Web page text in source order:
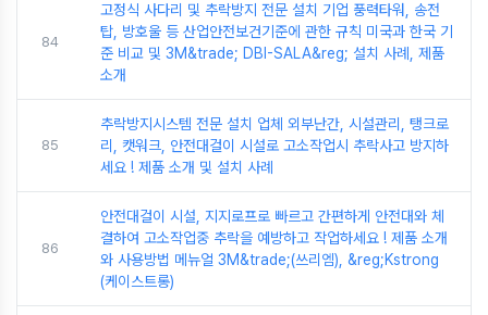
84
고정식 사다리 및 추락방지 전문 설치 기업 풍력타워, 송전
탑, 방호울 등 산업안전보건기준에 관한 규칙 미국과 한국 기
준 비교 및 3M&trade; DBI-SALA&reg; 설치 사례, 제품
소개
85
추락방지시스템 전문 설치 업체 외부난간, 시설관리, 탱크로
리, 캣워크, 안전대걸이 시설로 고소작업시 추락사고 방지하
세요 ! 제품 소개 및 설치 사례
86
안전대걸이 시설, 지지로프로 빠르고 간편하게 안전대와 체
결하여 고소작업중 추락을 예방하고 작업하세요 ! 제품 소개
와 사용방법 메뉴얼 3M&trade;(쓰리엠), &reg;Kstrong
(케이스트롱)